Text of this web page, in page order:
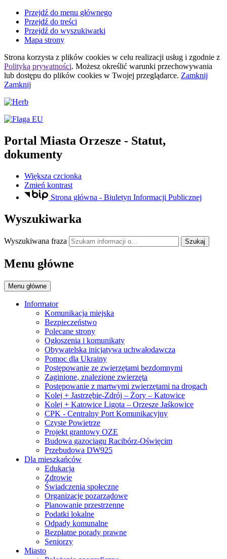
Przejdź do menu głównego
Przejdź do treści
Przejdź do wyszukiwarki
Mapa strony
Strona korzysta z plików cookies w celu realizacji usług i zgodnie z
Polityką prywatności. Możesz określić warunki przechowywania
lub dostępu do plików cookies w Twojej przeglądarce. Zamknij
Zamknij
Portal Miasta Orzesze - Statut,
dokumenty
Większa czcionka
Zmień kontrast
Strona główna - Biuletyn Informacji Publicznej
Wyszukiwarka
Wyszukiwana fraza Szukaj
Menu główne
Menu główne
Informator
Komunikacja miejska
Bezpieczeństwo
Polecane strony
Ogłoszenia i komunikaty
Obywatelska inicjatywa uchwałodawcza
Pomoc dla Ukrainy
Postępowanie ze zwierzętami bezdomnymi
Zaginione, znalezione zwierzęta
Postępowanie z martwymi zwierzętami na drogach
Kolej + Jastrzębie-Zdrój – Żory – Katowice
Kolej + Katowice Ligota – Orzesze Jaśkowice
CPK - Centralny Port Komunikacyjny
Czyste Powietrze
Projekt grantowy OZE
Budowa gazociągu Racibórz-Oświęcim
Przebudowa DW925
Dla mieszkańców
Edukacja
Zdrowie
Świadczenia społeczne
Organizacje pozarządowe
Planowanie przestrzenne
Podatki lokalne
Odpady komunalne
Bezpłatne porady prawne
Seniorzy
Miasto